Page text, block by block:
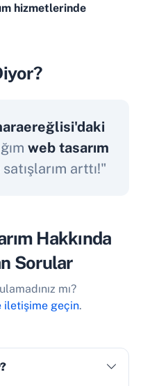
hizmetlerinde
web tasarım
arttı!"
Hakkında
Sorular
mı?
iletişime geçin.